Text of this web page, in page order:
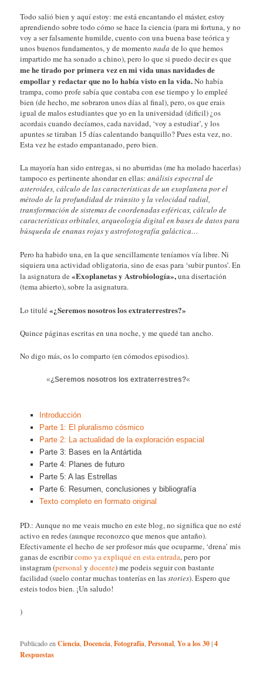
Todo salió bien y aquí estoy: me está encantando el máster, estoy
aprendiendo sobre todo cómo se hace la ciencia (para mi fortuna, y no
voy a ser falsamente humilde, cuento con una buena base teórica y
unos buenos fundamentos, y de momentonada de lo que hemos
impartido me ha sonado a chino), pero lo que si puedo decir es que
me he tirado por primera vez en mi vida unas navidades de
empollar y redactar que no lo había visto en la vida.No había
trampa, como profe sabía que contaba con ese tiempo y lo empleé
bien (de hecho, me sobraron unos días al final), pero, os que erais
igual de malos estudiantes que yo en la universidad (dificil) ¿os
acordais cuando decíamos, cada navidad, ‘voy a estudiar’, y los
apuntes se tiraban 15 días calentando banquillo? Pues esta vez, no.
Esta vez he estado empantanado, pero bien.
La mayoría han sido entregas, si no aburridas (me ha molado hacerlas)
tampoco es pertinente ahondar en ellas:análisis espectral de
asteroides, cálculo de las características de un exoplaneta por el
método de la profundidad de tránsito y la velocidad radial,
transformación de sistemas de coordenadas esféricas, cálculo de
características orbitales, arqueología digital en bases de datos para
búsqueda de enanas rojas y astrofotografía galáctica…
Pero ha habido una, en la que sencillamente teníamos vía libre. Ni
siquiera una actividad obligatoria, sino de esas para ‘subir puntos’. En
la asignatura de«Exoplanetas y Astrobiología»,una disertación
(tema abierto), sobre la asignatura.
Lo titulé«¿Seremos nosotros los extraterrestres?»
Quince páginas escritas en una noche, y me quedé tan ancho.
No digo más, os lo comparto (en cómodos episodios).
«¿Seremos nosotros los extraterrestres?«
Introducción
Parte 1: El pluralismo cósmico
Parte 2: La actualidad de la exploración espacial
Parte 3: Bases en la Antártida
Parte 4: Planes de futuro
Parte 5: A las Estrellas
Parte 6: Resumen, conclusiones y bibliografía
Texto completo en formato original
PD.: Aunque no me veais mucho en este blog, no significa que no esté
activo en redes (aunque reconozco que menos que antaño).
Efectivamente el hecho de ser profesor más que ocuparme, ‘drena’ mis
ganas de escribircomo ya expliqué en esta entrada, pero por
instagram (personalydocente) me podeis seguir con bastante
facilidad (suelo contar muchas tonterías en lasstories). Espero que
esteis todos bien. ¡Un saludo!
)
Publicado enCiencia,Docencia,Fotografía,Personal,Yo a los 30|4
Respuestas